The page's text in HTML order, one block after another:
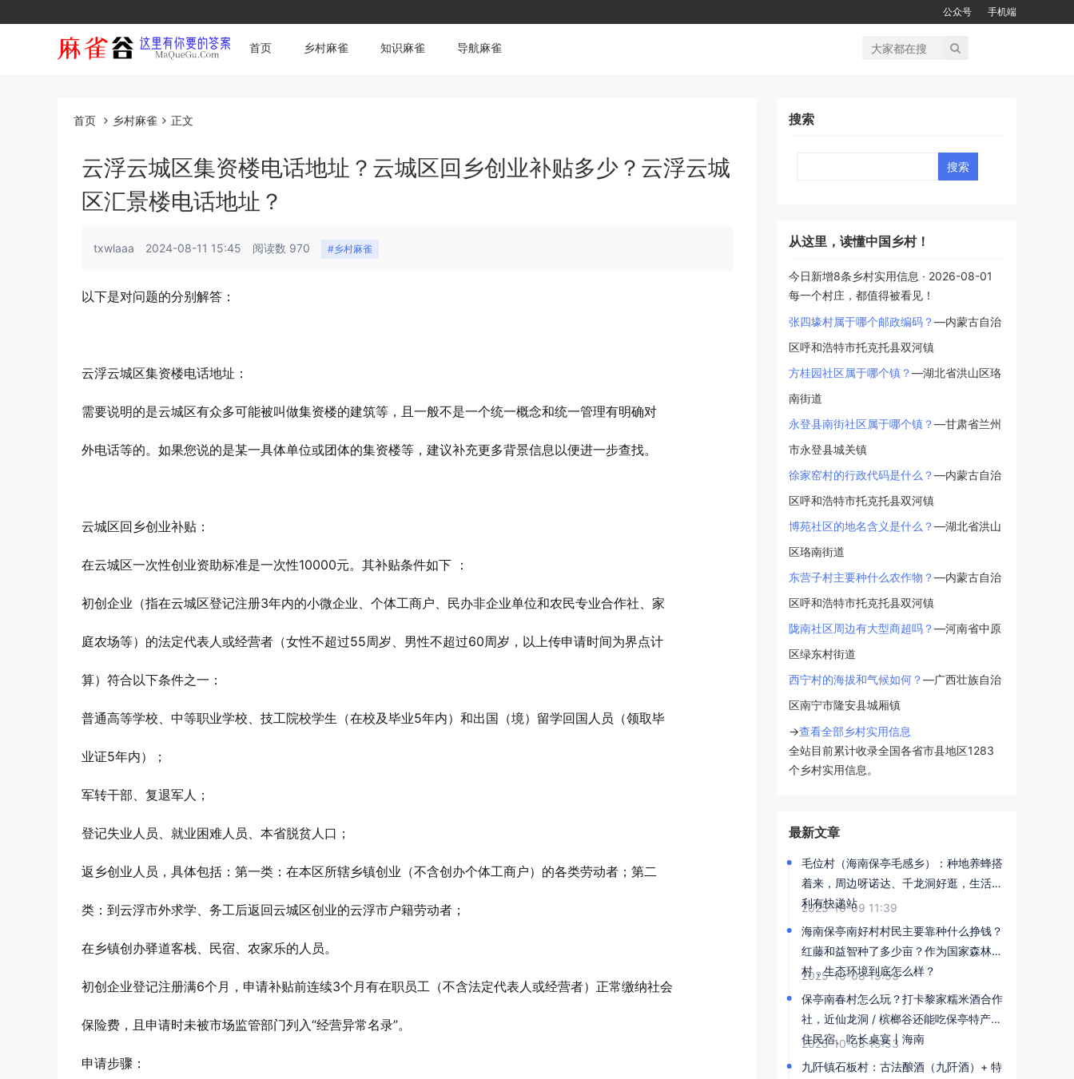
公众号 手机端
首页 乡村麻雀 知识麻雀 导航麻雀
首页 乡村麻雀 正文
云浮云城区集资楼电话地址？云城区回乡创业补贴多少？云浮云城
区汇景楼电话地址？
txwlaaa 2024-08-11 15:45 阅读数 970 #乡村麻雀
以下是对问题的分别解答：
云浮云城区集资楼电话地址：
需要说明的是云城区有众多可能被叫做集资楼的建筑等，且一般不是一个统一概念和统一管理有明确对
外电话等的。如果您说的是某一具体单位或团体的集资楼等，建议补充更多背景信息以便进一步查找。
云城区回乡创业补贴：
在云城区一次性创业资助标准是一次性10000元。其补贴条件如下 ：
初创企业（指在云城区登记注册3年内的小微企业、个体工商户、民办非企业单位和农民专业合作社、家
庭农场等）的法定代表人或经营者（女性不超过55周岁、男性不超过60周岁，以上传申请时间为界点计
算）符合以下条件之一：
普通高等学校、中等职业学校、技工院校学生（在校及毕业5年内）和出国（境）留学回国人员（领取毕
业证5年内）；
军转干部、复退军人；
登记失业人员、就业困难人员、本省脱贫人口；
返乡创业人员，具体包括：第一类：在本区所辖乡镇创业（不含创办个体工商户）的各类劳动者；第二
类：到云浮市外求学、务工后返回云城区创业的云浮市户籍劳动者；
在乡镇创办驿道客栈、民宿、农家乐的人员。
初创企业登记注册满6个月，申请补贴前连续3个月有在职员工（不含法定代表人或经营者）正常缴纳社会
保险费，且申请时未被市场监管部门列入“经营异常名录”。
申请步骤：
搜索
Search
从这里，读懂中国乡村！
今日新增8条乡村实用信息 · 2026-08-01
每一个村庄，都值得被看见！
张四壕村属于哪个邮政编码？—内蒙古自治
区呼和浩特市托克托县双河镇
方桂园社区属于哪个镇？—湖北省洪山区珞
南街道
永登县南街社区属于哪个镇？—甘肃省兰州
市永登县城关镇
徐家窑村的行政代码是什么？—内蒙古自治
区呼和浩特市托克托县双河镇
博苑社区的地名含义是什么？—湖北省洪山
区珞南街道
东营子村主要种什么农作物？—内蒙古自治
区呼和浩特市托克托县双河镇
陇南社区周边有大型商超吗？—河南省中原
区绿东村街道
西宁村的海拔和气候如何？—广西壮族自治
区南宁市隆安县城厢镇
→查看全部乡村实用信息
全站目前累计收录全国各省市县地区1283
个乡村实用信息。
最新文章
毛位村（海南保亭毛感乡）：种地养蜂搭
着来，周边呀诺达、千龙洞好逛，生活便
利有快递站
2025-10-09 11:39
海南保亭南好村村民主要靠种什么挣钱？
红藤和益智种了多少亩？作为国家森林乡
村，生态环境到底怎么样？
2025-10-08 15:53
保亭南春村怎么玩？打卡黎家糯米酒合作
社，近仙龙洞 / 槟榔谷还能吃保亭特产丨
住民宿、吃长桌宴丨海南
2025-10-08 15:53
九阡镇石板村：古法酿酒（九阡酒）+ 特